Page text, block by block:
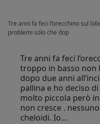
Tre anni fa feci l’orecchino sul
problemi solo che dop
Tre anni fa feci
troppo in basso non
dopo due anni
pallina e ho deciso
molto piccola però
non cresce .
cheloidi. Io…